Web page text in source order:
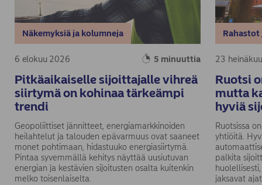
Näkemyksiä ja kolumneja
6 elokuu 2026 5 minuuttia
Pitkäaikaiselle sijoittajalle vihreä
siirtymä on kohinaa tärkeämpi
trendi
Geopoliittiset jännitteet, energiamarkkinoiden
heilahtelut ja talouden epävarmuus ovat saaneet
monet pohtimaan, hidastuuko energiasiirtymä.
Pintaa syvemmällä kehitys näyttää uusiutuvan
energian ja kestävien sijoitusten osalta kuitenkin
melko toisenlaiselta.
23
Ruotsi
mutta
hyviä
Ruotsissa
yhtiöitä.
palkita
jaksavat